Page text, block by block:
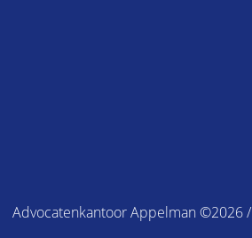
Advocatenkantoor Appelman ©2026 /